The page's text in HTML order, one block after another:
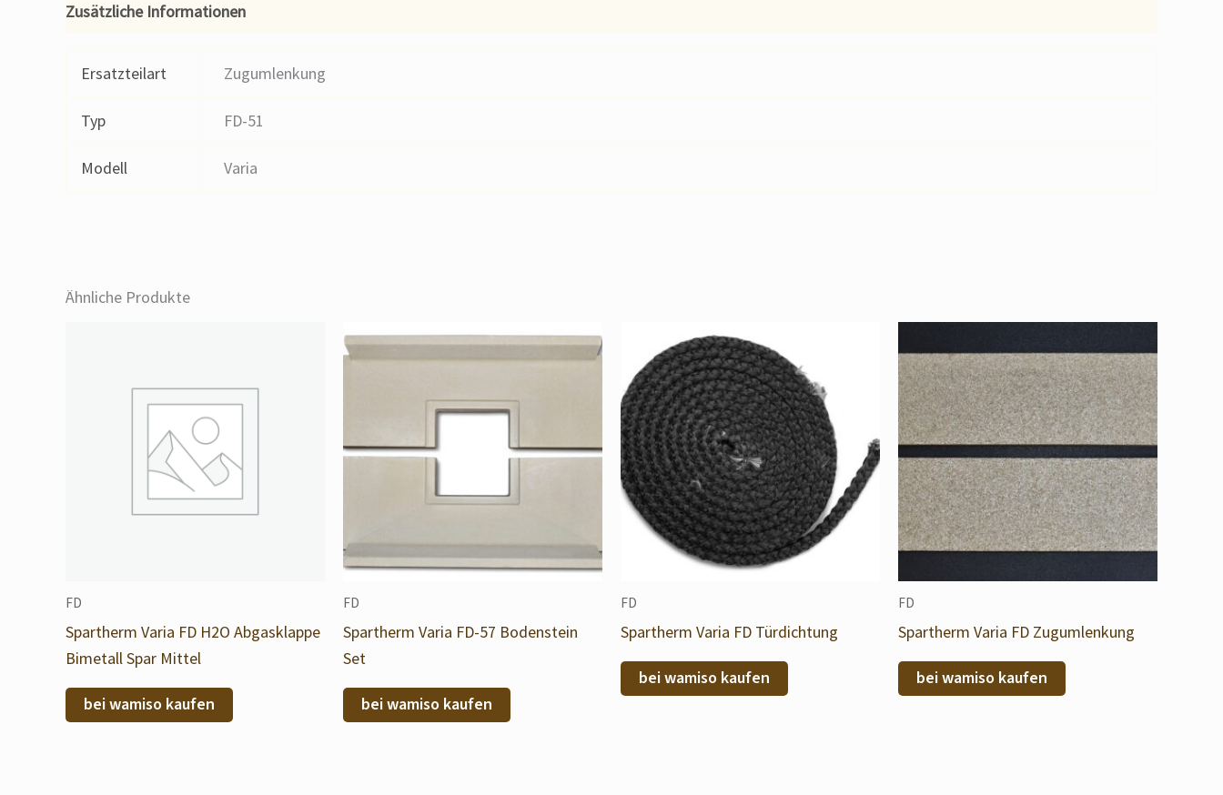
Zusätzliche Informationen
Ersatzteilart Zugumlenkung
Typ FD-51
Modell Varia
Ähnliche Produkte
FD
Spartherm Varia FD H2O Abgasklappe
Bimetall Spar Mittel
bei wamiso kaufen
FD
Spartherm Varia FD-57 Bodenstein
Set
bei wamiso kaufen
FD
Spartherm Varia FD Türdichtung
bei wamiso kaufen
FD
Spartherm Varia FD Zugumlenkung
bei wamiso kaufen